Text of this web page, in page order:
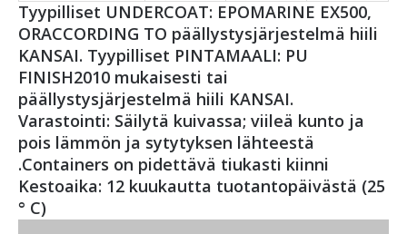
Tyypilliset UNDERCOAT: EPOMARINE EX500,
ORACCORDING TO päällystysjärjestelmä hiili
KANSAI. Tyypilliset PINTAMAALI: PU
FINISH2010 mukaisesti tai
päällystysjärjestelmä hiili KANSAI.
Varastointi: Säilytä kuivassa; viileä kunto ja
pois lämmön ja sytytyksen lähteestä
.Containers on pidettävä tiukasti kiinni
Kestoaika: 12 kuukautta tuotantopäivästä (25
° C)